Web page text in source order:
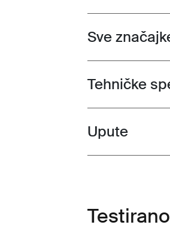
Toggle
Sve
Tehničke
Toggle guides
Upute